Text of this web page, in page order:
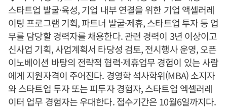
스타트업 발굴·육성, 기업 내부 연결을 위한 기업 액셀러레
이팅 프로그램 기획, 파트너 발굴·제휴, 스타트업 투자 등 업
무를 담당할 경력자를 채용한다. 관련 경력이 3년 이상이고
신사업 기획, 사업계획서 타당성 검토, 전시행사 운영, 오픈
이노베이션 바탕의 전략적 협력·제휴업무 경험이 있는 사람
에게 지원자격이 주어진다. 경영학 석사학위(MBA) 소지자
와 스타트업 투자 또는 피투자 경험자, 스타트업 엑셀러레
이터 업무 경험자는 우대한다. 접수기간은 10월6일까지다.